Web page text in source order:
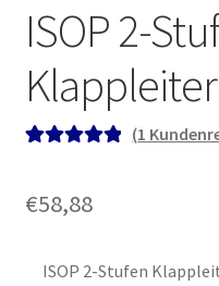
ISOP 2-
basierend auf
rtung
(1
€58,88
ISOP 2-Stufen